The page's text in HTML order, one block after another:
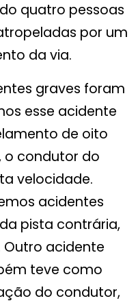
quatro pessoas
por um
da via.
graves foram
esse acidente
de oito
o condutor do
velocidade.
acidentes
pista contrária,
acidente
teve como
do condutor,